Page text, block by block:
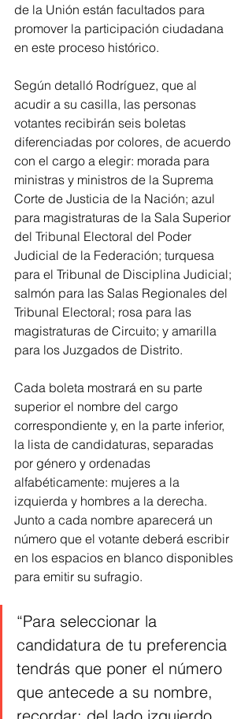
de la Unión están facultados para
promover la participación ciudadana
en este proceso histórico.
Según detalló Rodríguez, que al
acudir a su casilla, las personas
votantes recibirán seis boletas
diferenciadas por colores, de acuerdo
con el cargo a elegir: morada para
ministras y ministros de la Suprema
Corte de Justicia de la Nación; azul
para magistraturas de la Sala Superior
del Tribunal Electoral del Poder
Judicial de la Federación; turquesa
para el Tribunal de Disciplina Judicial;
salmón para las Salas Regionales del
Tribunal Electoral; rosa para las
magistraturas de Circuito; y amarilla
para los Juzgados de Distrito.
Cada boleta mostrará en su parte
superior el nombre del cargo
correspondiente y, en la parte inferior,
la lista de candidaturas, separadas
por género y ordenadas
alfabéticamente: mujeres a la
izquierda y hombres a la derecha.
Junto a cada nombre aparecerá un
número que el votante deberá escribir
en los espacios en blanco disponibles
para emitir su sufragio.
“Para seleccionar la
candidatura de tu preferencia
tendrás que poner el número
que antecede a su nombre,